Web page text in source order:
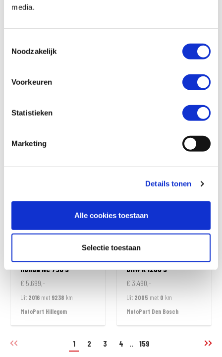
media.
Noodzakelijk
Voorkeuren
Statistieken
Marketing
Details tonen
Alle cookies toestaan
Selectie toestaan
Uit2020
MotoPort Hillegom
MotoPort Hillegom
HondaNC 750 S
€ 5.699,-
Uit 2016 met 9238 km
MotoPort Hillegom
BMWK 1200 S
€ 3.490,-
Uit 2005 met 0 km
MotoPort Den Bosch
1 2 3 4 .. 159